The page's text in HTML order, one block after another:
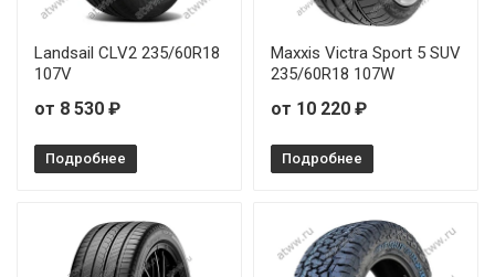
Landsail CLV2 235/60R18
107V
от 8 530 ₽
Подробнее
Maxxis Victra Sport 5 SUV
235/60R18 107W
от 10 220 ₽
Подробнее